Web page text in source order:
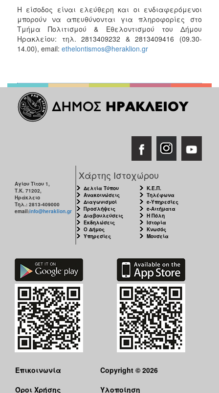
Η είσοδος είναι ελεύθερη και οι ενδιαφερόμενοι
μπορούν να απευθύνονται για πληροφορίες στο
Τμήμα Πολιτισμού & Εθελοντισμού του Δήμου
Ηρακλείου: τηλ. 2813409232 & 2813409416 (09.30-
14.00), email: ethelontismos@heraklion.gr
Αγίου Τίτου 1,
Τ.Κ. 71202,
Ηράκλειο
Τηλ.: 2813-409000
email:info@heraklion.gr
Χάρτης Ιστοχώρου
Δελτία Τύπου
Ανακοινώσεις
Διαγωνισμοί
Προσλήψεις
Διαβουλεύσεις
Εκδηλώσεις
Ο Δήμος
Υπηρεσίες
Κ.Ε.Π.
Τηλέφωνα
e-Υπηρεσίες
e-Αιτήματα
Η Πόλη
Ιστορία
Κνωσός
Μουσεία
Επικοινωνία
Όροι Χρήσης
Copyright © 2026
Υλοποίηση